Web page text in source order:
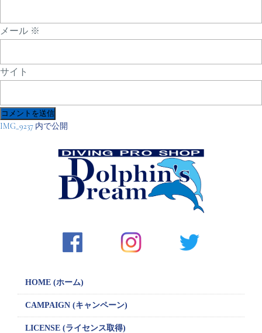
メール ※
サイト
投
IMG_9237 内で公開
HOME (ホーム)
CAMPAIGN (キャンペーン)
LICENSE (ライセンス取得)